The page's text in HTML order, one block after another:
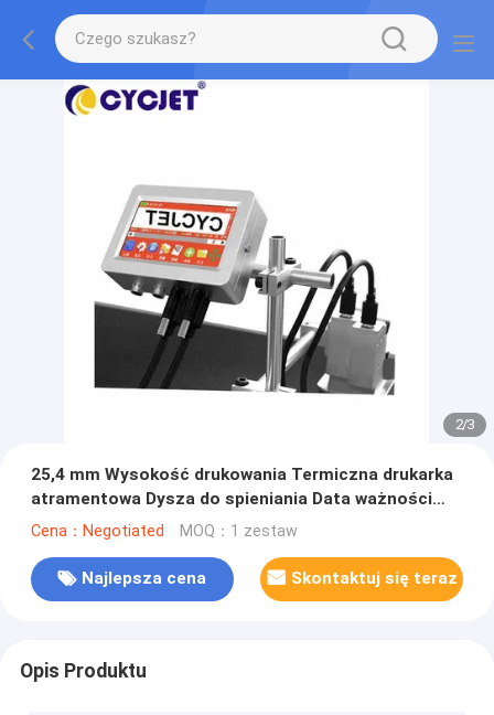
2/3
25,4 mm Wysokość drukowania Termiczna drukarka
atramentowa Dysza do spieniania Data ważności
Maszyna do drukowania wsadowego
Cena：Negotiated MOQ：1 zestaw
Najlepsza cena Skontaktuj się teraz
Opis Produktu